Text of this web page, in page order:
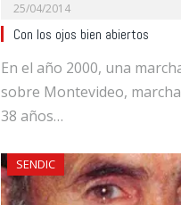
25/04/2014
Con los ojos bien abiertos
En el año 2000, una
sobre Montevideo,
38 años…
SENDIC